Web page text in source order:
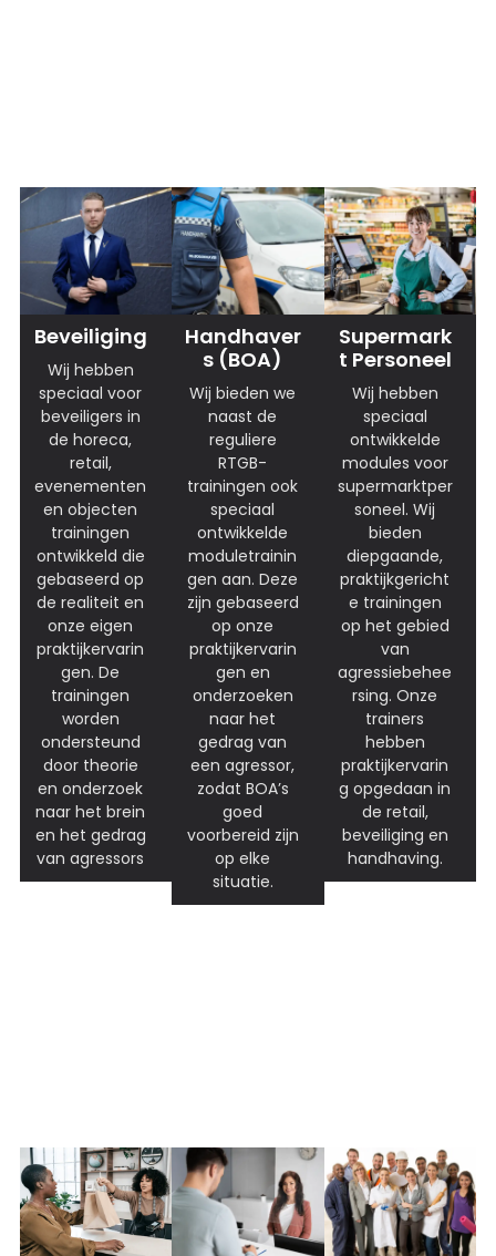
Beveiliging
Wij hebben
speciaal voor
beveiligers in
de horeca,
retail,
evenementen
en objecten
trainingen
ontwikkeld die
gebaseerd op
de realiteit en
onze eigen
praktijkervarin
gen. De
trainingen
worden
ondersteund
door theorie
en onderzoek
naar het brein
en het gedrag
van agressors
Handhaver
S (BOA)
Wij bieden we
naast de
reguliere
RTGB-
trainingen ook
speciaal
ontwikkelde
moduletrainin
gen aan. Deze
zijn gebaseerd
op onze
praktijkervarin
gen en
onderzoeken
naar het
gedrag van
een agressor,
zodat BOA’s
goed
voorbereid zijn
op elke
situatie.
Supermark
T Personeel
Wij hebben
speciaal
ontwikkelde
modules voor
supermarktper
soneel. Wij
bieden
diepgaande,
praktijkgericht
e trainingen
op het gebied
van
agressiebehee
rsing. Onze
trainers
hebben
praktijkervarin
g opgedaan in
de retail,
beveiliging en
handhaving.